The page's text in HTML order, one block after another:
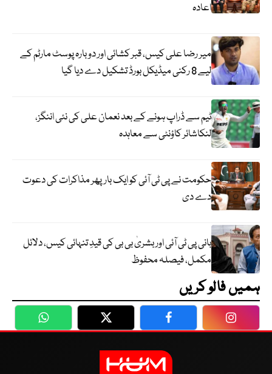
اعادہ
میر رضا علی کیس، قبر کشائی اور دوبارہ پوسٹ مارٹم کے
لیے 8 رکنی میڈیکل بورڈ تشکیل دے دیا گیا
ٹیم سے ڈراپ ہونے کے بعد نعمان علی کی نئی اننگز،
لنکاشائر کاؤنٹی سے معاہدہ
حکومت نے پی ٹی آئی کو ایک بارپھر مذاکرات کی دعوت
دے دی
بانی پی ٹی آئی اور بشریٰ بی بی کی قیدِ تنہائی کیس، دلائل
مکمل، فیصلہ محفوظ
ہمیں فالو کریں
WhatsApp Twitter Facebook